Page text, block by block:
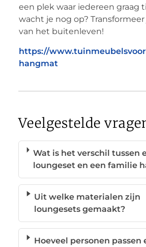
een plek waar iedereen graag
wacht je nog op?
van het buitenleven!
https://
hangmat
Veelgestelde
Wat is het verschil tussen
loungeset en een familie
Uit welke materialen zijn
loungesets gemaakt?
Hoeveel personen passen